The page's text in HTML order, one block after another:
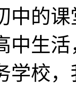
中的
中生
学校